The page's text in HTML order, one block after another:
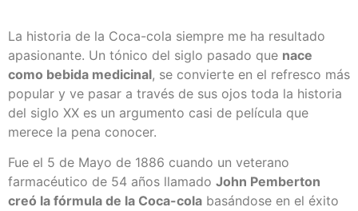
La historia de la Coca-cola siempre me ha resultado
apasionante. Un tónico del siglo pasado que nace
como bebida medicinal, se convierte en el refresco más
popular y ve pasar a través de sus ojos toda la historia
del siglo XX es un argumento casi de película que
merece la pena conocer.
Fue el 5 de Mayo de 1886 cuando un veterano
farmacéutico de 54 años llamado John Pemberton
creó la fórmula de la Coca-cola basándose en el éxito